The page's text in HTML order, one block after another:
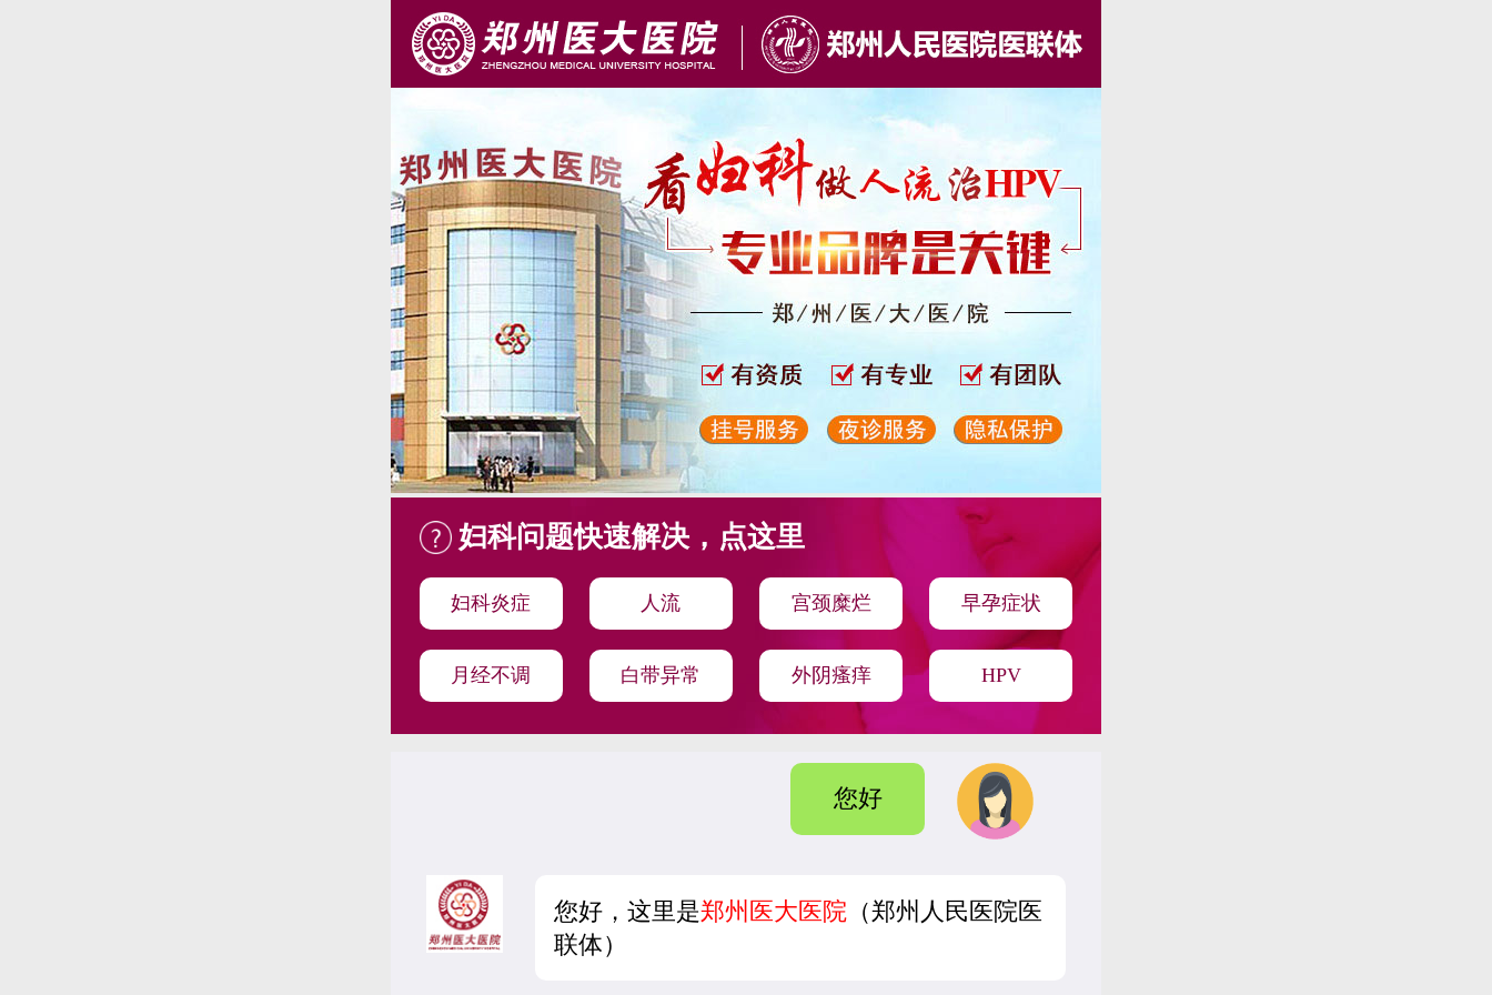
妇科问题快速解决，点这里
妇科炎症 人流 宫颈糜烂 早孕症状
月经不调 白带异常 外阴瘙痒 HPV
您好
您好，这里是郑州医大医院 （郑州人民医院医
联体）